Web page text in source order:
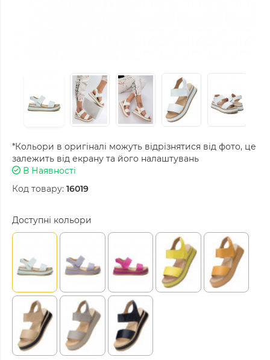
*Кольори в оригіналі можуть відрізнятися від фото, це
залежить від екрану та його налаштувань
В Наявності
Код товару: 16019
Доступні кольори